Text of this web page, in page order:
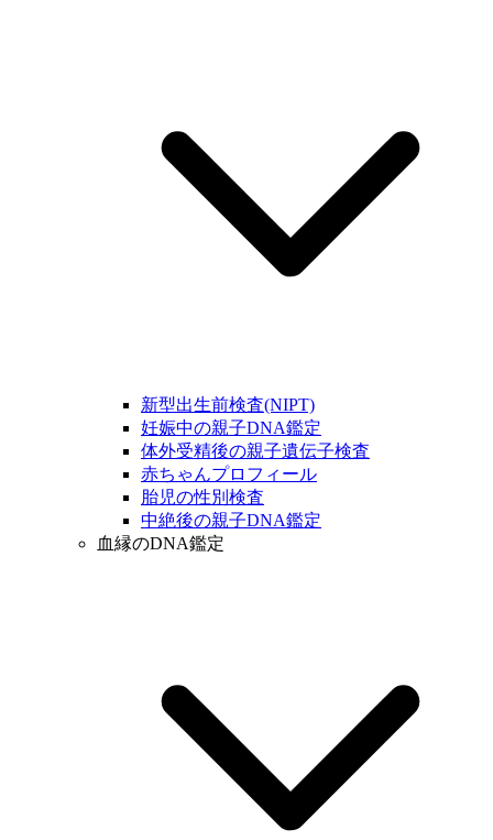
新型出生前検査(NIPT)
妊娠中の親子DNA鑑定
体外受精後の親子遺伝子検査
赤ちゃんプロフィール
胎児の性別検査
中絶後の親子DNA鑑定
血縁のDNA鑑定